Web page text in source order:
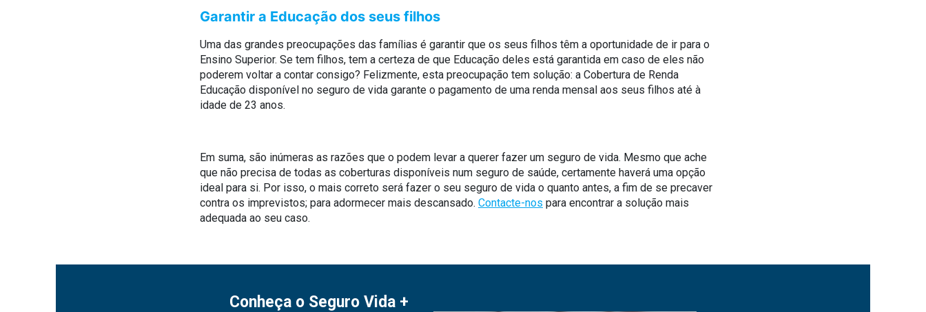
Garantir a Educação dos seus filhos
Uma das grandes preocupações das famílias é garantir que os seus filhos têm a oportunidade de ir para o
Ensino Superior. Se tem filhos, tem a certeza de que Educação deles está garantida em caso de eles não
poderem voltar a contar consigo? Felizmente, esta preocupação tem solução: a Cobertura de Renda
Educação disponível no seguro de vida garante o pagamento de uma renda mensal aos seus filhos até à
idade de 23 anos.
Em suma, são inúmeras as razões que o podem levar a querer fazer um seguro de vida. Mesmo que ache
que não precisa de todas as coberturas disponíveis num seguro de saúde, certamente haverá uma opção
ideal para si. Por isso, o mais correto será fazer o seu seguro de vida o quanto antes, a fim de se precaver
contra os imprevistos; para adormecer mais descansado. Contacte-nos para encontrar a solução mais
adequada ao seu caso.
Conheça o Seguro Vida +